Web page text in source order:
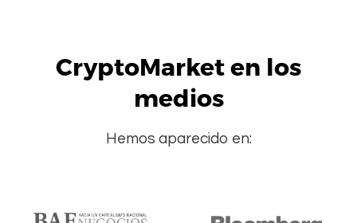
CryptoMarket en los
medios
Hemos aparecido en: